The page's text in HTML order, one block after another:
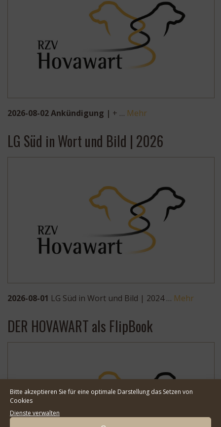
Bitte akzeptieren Sie für eine optimale Darstellung das Setzen von
Cookies
Dienste verwalten
2026-08-02 Ankündigung | + … Mehr
LG Süd in Wort und Bild | 2026
2026-08-01 LG Süd in Wort und Bild | 2024 … Mehr
DER HOVAWART als FlipBook